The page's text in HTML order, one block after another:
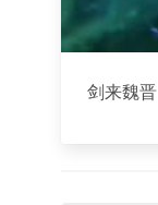
剑来魏晋